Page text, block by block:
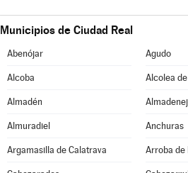
Municipios de Ciudad Real
Abenójar Agudo
Alcoba Alcolea
Almadén
Almuradiel Anchuras
Argamasilla de Calatrava Arroba de